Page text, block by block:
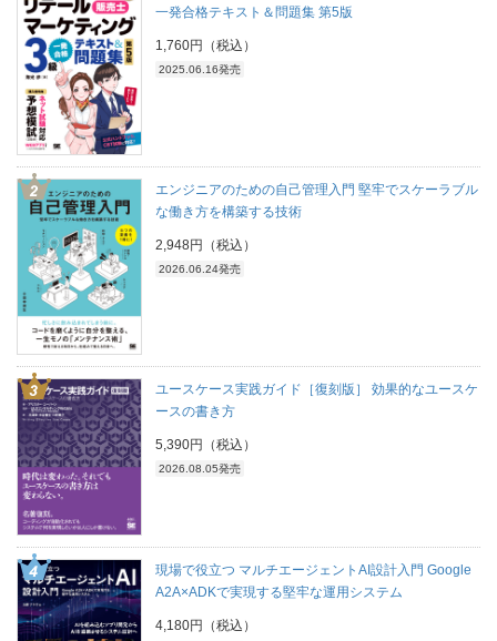
一発合格テキスト＆問題集 第5版
1,760円（税込）
2025.06.16発売
エンジニアのための自己管理入門 堅牢でスケーラブル
な働き方を構築する技術
2,948円（税込）
2026.06.24発売
ユースケース実践ガイド［復刻版］ 効果的なユースケ
ースの書き方
5,390円（税込）
2026.08.05発売
現場で役立つ マルチエージェントAI設計入門 Google
A2A×ADKで実現する堅牢な運用システム
4,180円（税込）